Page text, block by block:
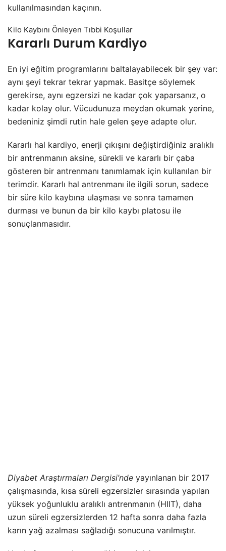
kullanılmasından kaçının.
Kilo Kaybını Önleyen Tıbbi Koşullar
Kararlı Durum Kardiyo
En iyi eğitim programlarını baltalayabilecek bir şey var:
aynı şeyi tekrar tekrar yapmak. Basitçe söylemek
gerekirse, aynı egzersizi ne kadar çok yaparsanız, o
kadar kolay olur. Vücudunuza meydan okumak yerine,
bedeniniz şimdi rutin hale gelen şeye adapte olur.
Kararlı hal kardiyo, enerji çıkışını değiştirdiğiniz aralıklı
bir antrenmanın aksine, sürekli ve kararlı bir çaba
gösteren bir antrenmanı tanımlamak için kullanılan bir
terimdir. Kararlı hal antrenmanı ile ilgili sorun, sadece
bir süre kilo kaybına ulaşması ve sonra tamamen
durması ve bunun da bir kilo kaybı platosu ile
sonuçlanmasıdır.
Diyabet Araştırmaları Dergisi’nde yayınlanan bir 2017
çalışmasında, kısa süreli egzersizler sırasında yapılan
yüksek yoğunluklu aralıklı antrenmanın (HIIT), daha
uzun süreli egzersizlerden 12 hafta sonra daha fazla
karın yağ azalması sağladığı sonucuna varılmıştır.